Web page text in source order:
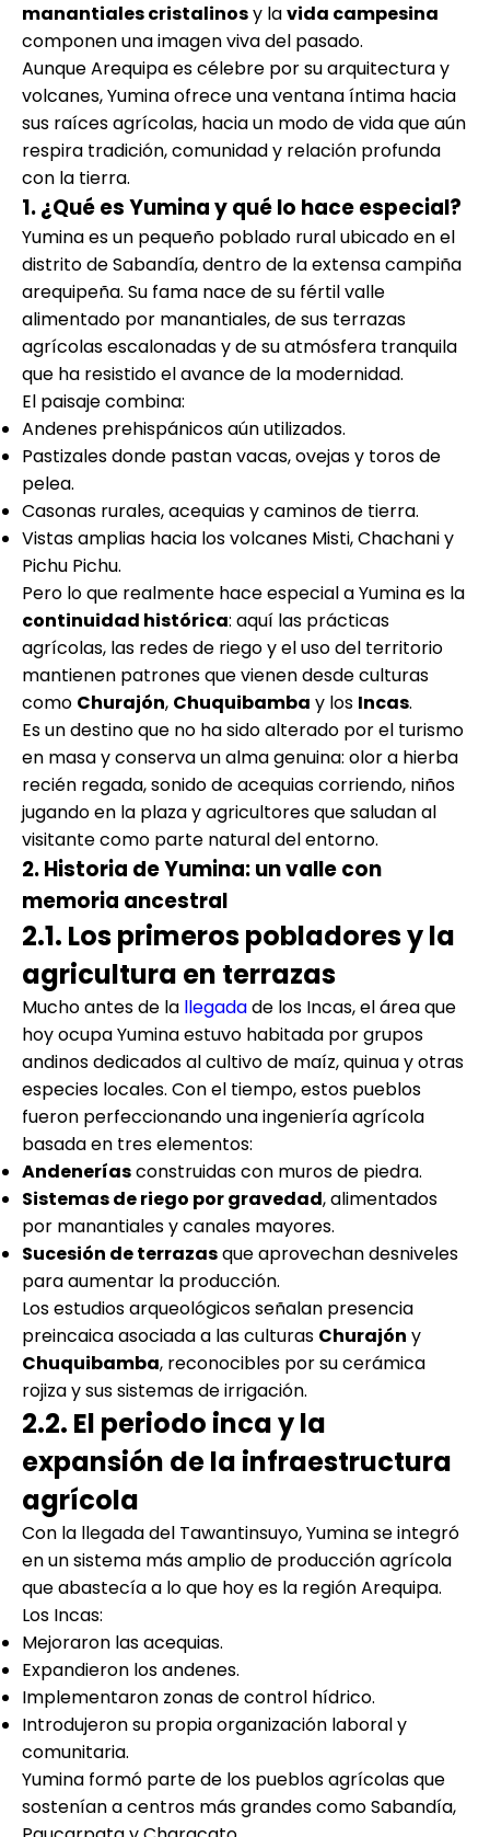
manantiales cristalinosy lavida campesina
componen una imagen viva del pasado.
Aunque Arequipa es célebre por su arquitectura y
volcanes, Yumina ofrece una ventana íntima hacia
sus raíces agrícolas, hacia un modo de vida que aún
respira tradición, comunidad y relación profunda
con la tierra.
1. ¿Qué es Yumina y qué lo hace especial?
Yumina es un pequeño poblado rural ubicado en el
distrito de Sabandía, dentro de la extensa campiña
arequipeña. Su fama nace de su fértil valle
alimentado por manantiales, de sus terrazas
agrícolas escalonadas y de su atmósfera tranquila
que ha resistido el avance de la modernidad.
El paisaje combina:
Andenes prehispánicos aún utilizados.
Pastizales donde pastan vacas, ovejas y toros de
pelea.
Casonas rurales, acequias y caminos de tierra.
Vistas amplias hacia los volcanes Misti, Chachani y
Pichu Pichu.
Pero lo que realmente hace especial a Yumina es la
continuidad histórica: aquí las prácticas
agrícolas, las redes de riego y el uso del territorio
mantienen patrones que vienen desde culturas
como Churajón, Chuquibamba y los Incas.
Es un destino que no ha sido alterado por el turismo
en masa y conserva un alma genuina: olor a hierba
recién regada, sonido de acequias corriendo, niños
jugando en la plaza y agricultores que saludan al
visitante como parte natural del entorno.
2. Historia de Yumina: un valle con
memoria ancestral
2.1. Los primeros pobladores y la
agricultura en terrazas
Mucho antes de la llegadade los Incas, el área que
hoy ocupa Yumina estuvo habitada por grupos
andinos dedicados al cultivo de maíz, quinua y otras
especies locales. Con el tiempo, estos pueblos
fueron perfeccionando una ingeniería agrícola
basada en tres elementos:
Andeneríasconstruidas con muros de piedra.
Sistemas de riego por gravedad, alimentados
por manantiales y canales mayores.
Sucesión de terrazasque aprovechan desniveles
para aumentar la producción.
Los estudios arqueológicos señalan presencia
preincaica asociada a las culturas Churajón y
Chuquibamba, reconocibles por su cerámica
rojiza y sus sistemas de irrigación.
2.2. El periodo inca y la
expansión de la infraestructura
agrícola
Con la llegada del Tawantinsuyo, Yumina se integró
en un sistema más amplio de producción agrícola
que abastecía a lo que hoy es la región Arequipa.
Los Incas:
Mejoraron las acequias.
Expandieron los andenes.
Implementaron zonas de control hídrico.
Introdujeron su propia organización laboral y
comunitaria.
Yumina formó parte de los pueblos agrícolas que
sostenían a centros más grandes como Sabandía,